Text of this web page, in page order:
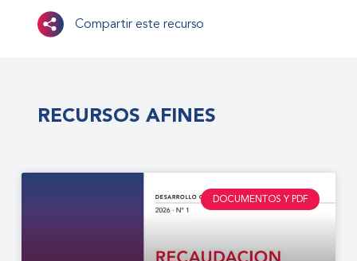
Compartir este recurso
RECURSOS AFINES
DOCUMENTOS Y PDF